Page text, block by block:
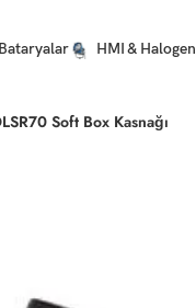
Bataryalar HMI & Halogen
Soft Box Kasnağı